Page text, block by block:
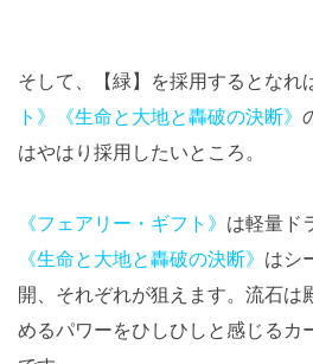
そして、【緑】を採用するとなれ
ト》
《生命と大地と轟破の決断》
はやはり採用したいところ。
《フェアリー・ギフト》 は軽量ド
《生命と大地と轟破の決断》 はシ
開、それぞれが狙えます。流石は
めるパワーをひしひしと感じるカ